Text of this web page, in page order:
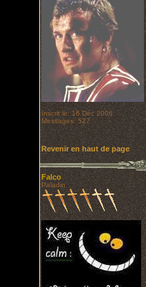
Inscrit le: 16 Déc 2006
Messages: 527
Revenir en haut de page
Falco
Paladin